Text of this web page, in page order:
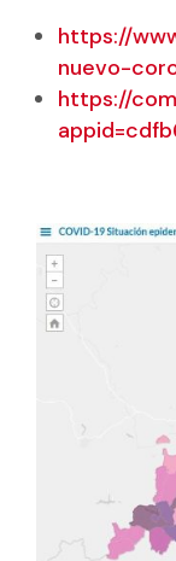
https://
nuevo-
https://